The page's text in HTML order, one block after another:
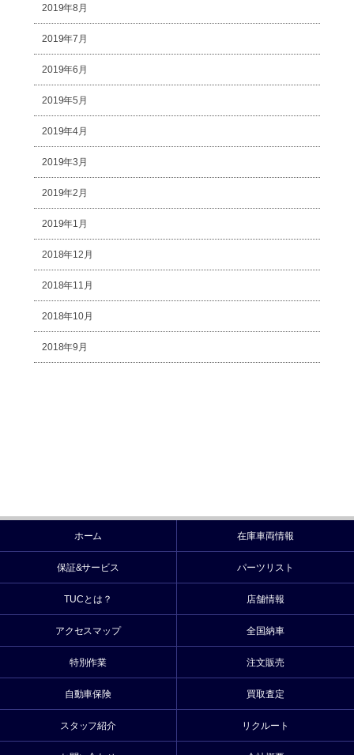
2019年8月
2019年7月
2019年6月
2019年5月
2019年4月
2019年3月
2019年2月
2019年1月
2018年12月
2018年11月
2018年10月
2018年9月
ホーム 在庫車両情報
保証&サービス パーツリスト
TUCとは？ 店舗情報
アクセスマップ 全国納車
特別作業 注文販売
自動車保険 買取査定
スタッフ紹介 リクルート